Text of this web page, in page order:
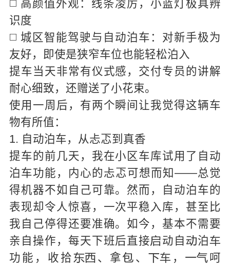
◻️ 高颜值外观：线条凌厉，小蓝灯极具辨
识度
◻️ 城区智能驾驶与自动泊车：对新手极为
友好，即使是狭窄车位也能轻松泊入
提车当天非常有仪式感，交付专员的讲解
耐心细致，还赠送了小花束。
使用一周后，有两个瞬间让我觉得这辆车
物有所值：
1. 自动泊车，从忐忑到真香
提车的前几天，我在小区车库试用了自动
泊车功能，内心的忐忑可想而知——总觉
得机器不如自己可靠。然而，自动泊车的
表现却令人惊喜，一次平稳入库，甚至比
我自己停得还要准确。如今，基本不需要
亲自操作，每天下班后直接动自泊
功能，收拾 、拿 、  ，呵